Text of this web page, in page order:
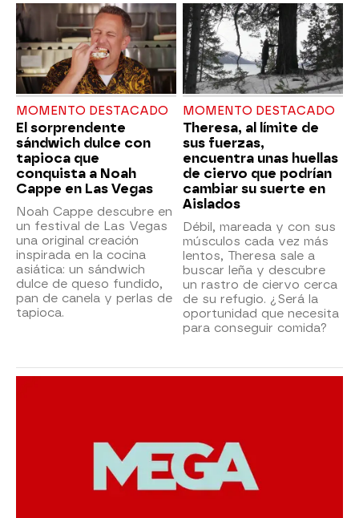
MOMENTO DESTACADO
El sorprendente
sándwich dulce con
tapioca que
conquista a Noah
Cappe en Las Vegas
Noah Cappe descubre en
un festival de Las Vegas
una original creación
inspirada en la cocina
asiática: un sándwich
dulce de queso fundido,
pan de canela y perlas de
tapioca.
MOMENTO DESTACADO
Theresa, al límite de
sus fuerzas,
encuentra unas huellas
de ciervo que podrían
cambiar su suerte en
Aislados
Débil, mareada y con sus
músculos cada vez más
lentos, Theresa sale a
buscar leña y descubre
un rastro de ciervo cerca
de su refugio. ¿Será la
oportunidad que necesita
para conseguir comida?